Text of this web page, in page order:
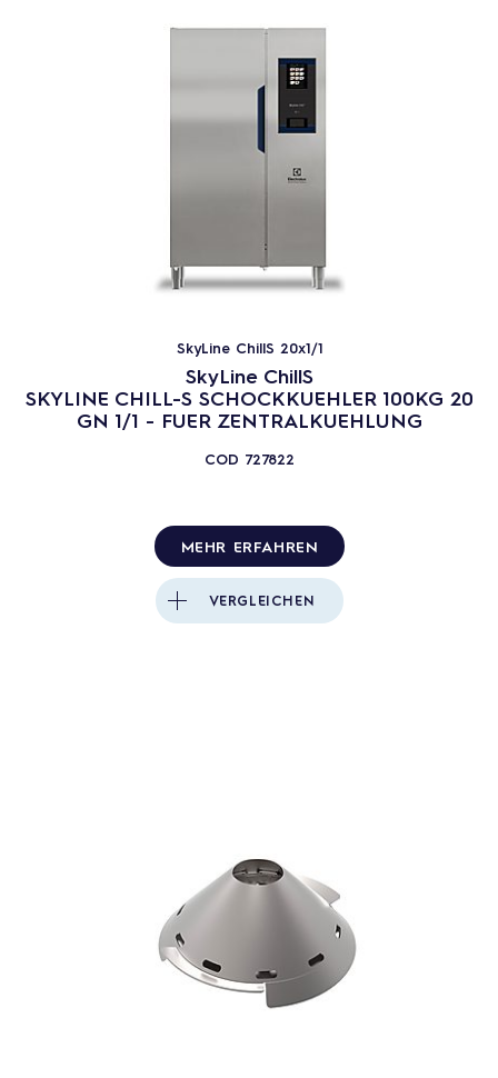
SkyLine ChillS 20x1/1
SkyLine ChillS
SKYLINE CHILL-S SCHOCKKUEHLER 100KG 20
GN 1/1 - FUER ZENTRALKUEHLUNG
COD 727822
MEHR ERFAHREN
VERGLEICHEN